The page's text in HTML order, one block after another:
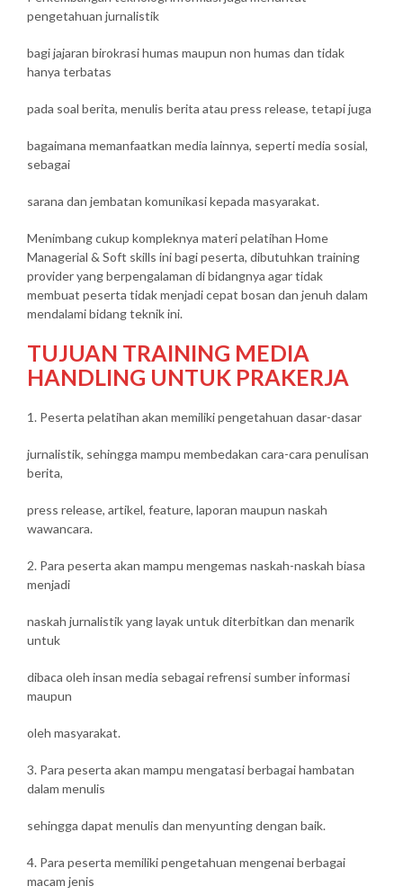
pengetahuan jurnalistik
bagi jajaran birokrasi humas maupun non humas dan tidak
hanya terbatas
pada soal berita, menulis berita atau press release, tetapi juga
bagaimana memanfaatkan media lainnya, seperti media sosial,
sebagai
sarana dan jembatan komunikasi kepada masyarakat.
Menimbang cukup kompleknya materi pelatihan Home
Managerial & Soft skills ini bagi peserta, dibutuhkan training
provider yang berpengalaman di bidangnya agar tidak
membuat peserta tidak menjadi cepat bosan dan jenuh dalam
mendalami bidang teknik ini.
TUJUAN TRAINING MEDIA
HANDLING UNTUK PRAKERJA
1. Peserta pelatihan akan memiliki pengetahuan dasar-dasar
jurnalistik, sehingga mampu membedakan cara-cara penulisan
berita,
press release, artikel, feature, laporan maupun naskah
wawancara.
2. Para peserta akan mampu mengemas naskah-naskah biasa
menjadi
naskah jurnalistik yang layak untuk diterbitkan dan menarik
untuk
dibaca oleh insan media sebagai refrensi sumber informasi
maupun
oleh masyarakat.
3. Para peserta akan mampu mengatasi berbagai hambatan
dalam menulis
sehingga dapat menulis dan menyunting dengan baik.
4. Para peserta memiliki pengetahuan mengenai berbagai
macam jenis